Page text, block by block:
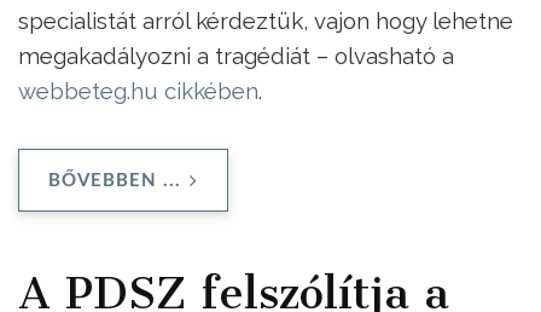
specialistát arról kérdeztük, vajon hogy lehetne
megakadályozni a tragédiát – olvasható a
webbeteg.hu cikkében.
BŐVEBBEN ...
A PDSZ felszólítja a